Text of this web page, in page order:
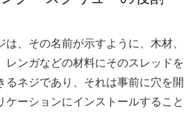
、その名前が示すように、木材、
レンガなどの材料にそのスレッドを
るネジであり、それは事前に穴を開
ケーションにインストールすること